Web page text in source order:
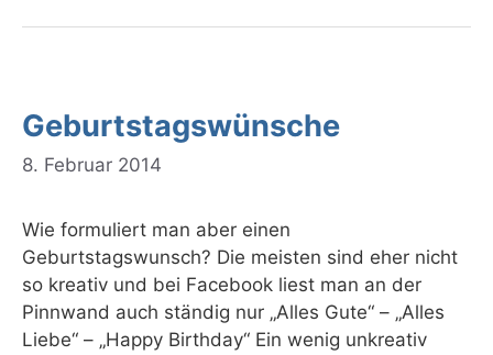
Geburtstagswünsche
8. Februar 2014
Wie formuliert man aber einen
Geburtstagswunsch? Die meisten sind eher nicht
so kreativ und bei Facebook liest man an der
Pinnwand auch ständig nur „Alles Gute“ – „Alles
Liebe“ – „Happy Birthday“ Ein wenig unkreativ